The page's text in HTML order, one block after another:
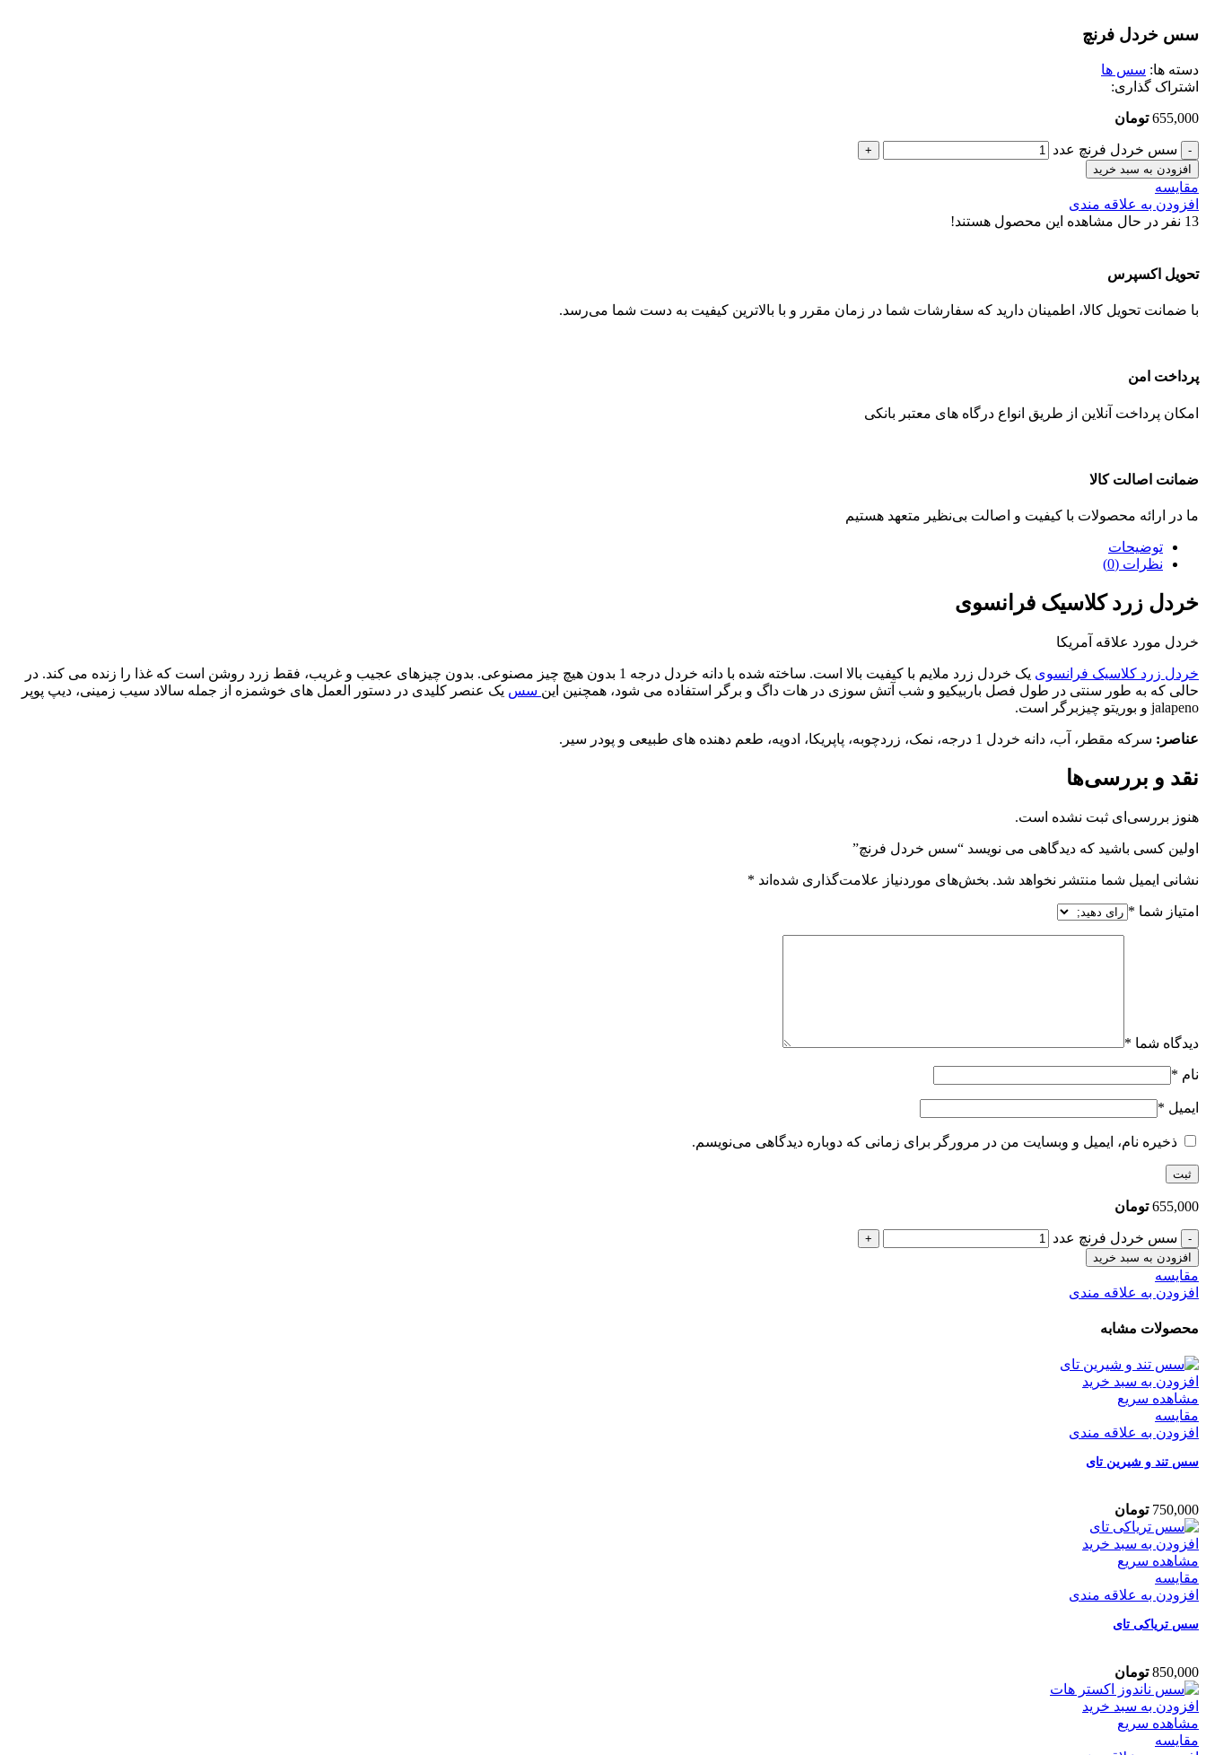
سس خردل فرنچ
دسته ها: سس ها
اشتراک گذاری:
655,000 تومان
سس خردل فرنچ عدد
افزودن به سبد خرید
مقایسه
افزودن به علاقه مندی
13 نفر در حال مشاهده این محصول هستند!
تحویل اکسپرس
با ضمانت تحویل کالا، اطمینان دارید که سفارشات شما در زمان مقرر و با بالاترین کیفیت به دست شما می‌رسد.
پرداخت امن
امکان پرداخت آنلاین از طریق انواع درگاه های معتبر بانکی
ضمانت اصالت کالا
ما در ارائه محصولات با کیفیت و اصالت بی‌نظیر متعهد هستیم
توضیحات
نظرات (0)
خردل زرد کلاسیک فرانسوی
خردل مورد علاقه آمریکا
خردل زرد کلاسیک فرانسوی
یک خردل زرد ملایم با کیفیت بالا است. ساخته شده با دانه خردل درجه 1 بدون هیچ چیز مصنوعی. بدون چیزهای عجیب و غریب، فقط زرد روشن است که غذا را زنده می کند. در
حالی که به طور سنتی در طول فصل باربیکیو و شب آتش سوزی در هات داگ و برگر استفاده می شود، همچنین این سس یک عنصر کلیدی در دستور العمل های خوشمزه از جمله سالاد سیب زمینی، دیپ پوپر
jalapeno و بوریتو چیزبرگر است.
عناصر: سرکه مقطر، آب، دانه خردل 1 درجه، نمک، زردچوبه، پاپریکا، ادویه، طعم دهنده های طبیعی و پودر سیر.
نقد و بررسی‌ها
هنوز بررسی‌ای ثبت نشده است.
اولین کسی باشید که دیدگاهی می نویسد “سس خردل فرنچ”
نشانی ایمیل شما منتشر نخواهد شد. بخش‌های موردنیاز علامت‌گذاری شده‌اند *
امتیاز شما *
دیدگاه شما *
نام *
ایمیل *
ذخیره نام، ایمیل و وبسایت من در مرورگر برای زمانی که دوباره دیدگاهی می‌نویسم.
655,000 تومان
سس خردل فرنچ عدد
افزودن به سبد خرید
مقایسه
افزودن به علاقه مندی
محصولات مشابه
افزودن به سبد خرید
مشاهده سریع
مقایسه
افزودن به علاقه مندی
سس تند و شیرین تای
750,000 تومان
افزودن به سبد خرید
مشاهده سریع
مقایسه
افزودن به علاقه مندی
سس تریاکی تای
850,000 تومان
افزودن به سبد خرید
مشاهده سریع
مقایسه